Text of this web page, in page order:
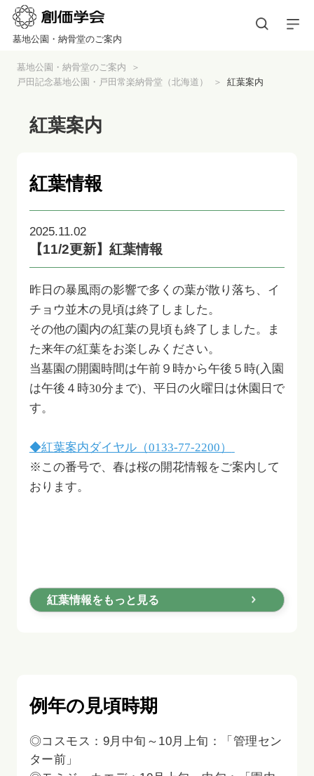
墓地公園・納骨堂のご案内
墓地公園・納骨堂のご案内
戸田記念墓地公園・戸田常楽納骨堂（北海道）
紅葉案内
紅葉案内
紅葉情報
2025.11.02
【11/2更新】紅葉情報
昨日の暴風雨の影響で多くの葉が散り落ち、イ
チョウ並木の見頃は終了しました。
その他の園内の紅葉の見頃も終了しました。ま
た来年の紅葉をお楽しみください。
当墓園の開園時間は午前９時から午後５時(入園
は午後４時30分まで)、平日の火曜日は休園日で
す。
◆紅葉案内ダイヤル（0133-77-2200）
※この番号で、春は桜の開花情報をご案内して
おります。
紅葉情報をもっと見る
例年の見頃時期
◎コスモス：9月中旬～10月上旬：「管理セン
ター前」